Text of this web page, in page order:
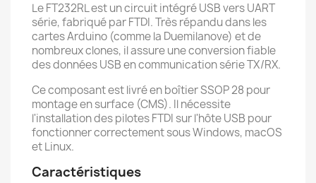
Le FT232RL est un circuit intégré USB vers UART
série, fabriqué par FTDI. Très répandu dans les
cartes Arduino (comme la Duemilanove) et de
nombreux clones, il assure une conversion fiable
des données USB en communication série TX/RX.
Ce composant est livré en boîtier SSOP 28 pour
montage en surface (CMS). Il nécessite
l'installation des pilotes FTDI sur l'hôte USB pour
fonctionner correctement sous Windows, macOS
et Linux.
Caractéristiques